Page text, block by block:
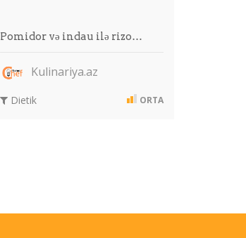
Pomidor və indau ilə rizo…
Kulinariya.az
Dietik ORTA